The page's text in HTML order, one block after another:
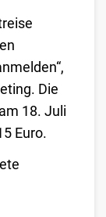
Die
18. Juli
Euro.